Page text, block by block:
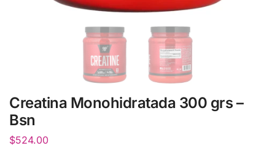
Creatina Monohidratada 300 grs –
Bsn
$524.00